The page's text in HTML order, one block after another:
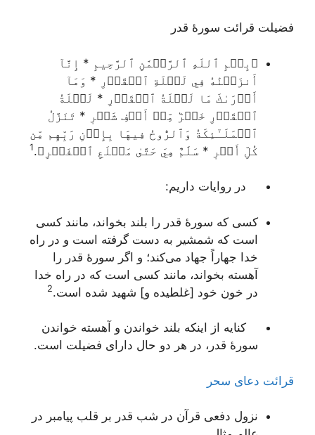
فضیلت قرائت سورۀ قدر
﴿بِسۡمِ ٱللَهِ ٱلرَّحۡمَٰنِ ٱلرَّحِيمِ * إِنَّآ
أَنزَلۡنَٰهُ فِي لَيۡلَةِ ٱلۡقَدۡرِ * وَمَآ
أَدۡرَىٰكَ مَا لَيۡلَةُ ٱلۡقَدۡرِ * لَيۡلَةُ
ٱلۡقَدۡرِ خَيۡرٞ مِّنۡ أَلۡفِ شَهۡرٖ * تَنَزَّلُ
ٱلۡمَلَـٰٓئِكَةُ وَٱلرُّوحُ فِيهَا بِإِذۡنِ رَبِّهِم مِّن
كُلِّ أَمۡرٖ * سَلَٰمٌ هِيَ حَتَّىٰ مَطۡلَعِ ٱلۡفَجۡرِ﴾.
1
در روایات داریم:
کسی که سورۀ قدر را بلند بخواند، مانند کسی
است که شمشیر به دست گرفته است و در راه
خدا جهاراً جهاد می‌کند؛ و اگر سورۀ قدر را
آهسته بخواند، مانند کسی است که در راه خدا
در خون خود [غلطیده و] شهید شده است.2
کنایه از اینکه بلند خواندن و آهسته خواندن
سورۀ قدر، در هر دو حال دارای فضیلت است.
قرائت دعای سحر
نزول دفعی قرآن در شب قدر بر قلب پیامبر در